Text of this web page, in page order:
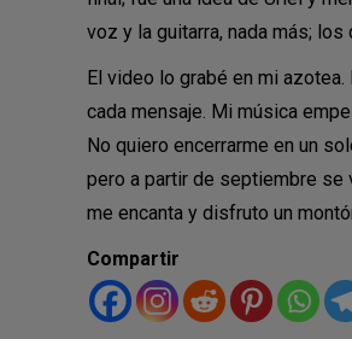
voz y la guitarra, nada más;
El video lo grabé en mi
cada mensaje. Mi música
No quiero encerrarme en un
pero a partir de septiembre se
me encanta y disfruto un
Compartir